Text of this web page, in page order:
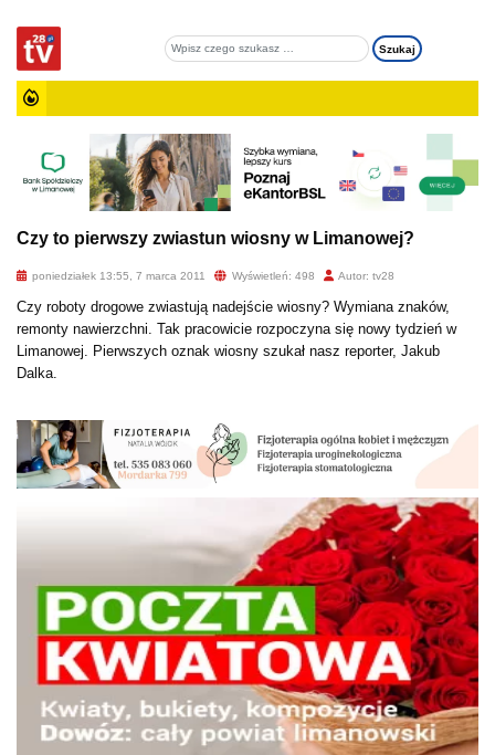
Czy to pierwszy zwiastun wiosny w Limanowej?
poniedziałek 13:55, 7 marca 2011 Wyświetleń: 498 Autor: tv28
Czy roboty drogowe zwiastują nadejście wiosny? Wymiana znaków,
remonty nawierzchni. Tak pracowicie rozpoczyna się nowy tydzień w
Limanowej. Pierwszych oznak wiosny szukał nasz reporter, Jakub
Dalka.